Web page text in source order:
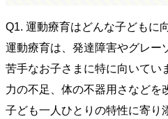
Q1. 運動療育はどんな子どもに
運動療育は、発達障害やグレー
苦手なお子さまに特に向いてい
力の不足、体の不器用さなどを
子ども一人ひとりの特性に寄り